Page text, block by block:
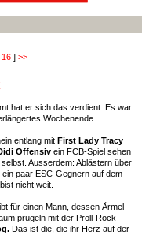
16] >>
hat er sich das verdient. Es war
Wochenende.
entlang mit First Lady Tracy
Offensiv ein FCB-Spiel sehen
selbst. Ausserdem: Ablästern über
paar ESC-Gegnern auf dem
nicht weit.
für einen Mann, dessen Ärmel
prügeln mit der Proll-Rock-
Das ist die, die ihr Herz auf der